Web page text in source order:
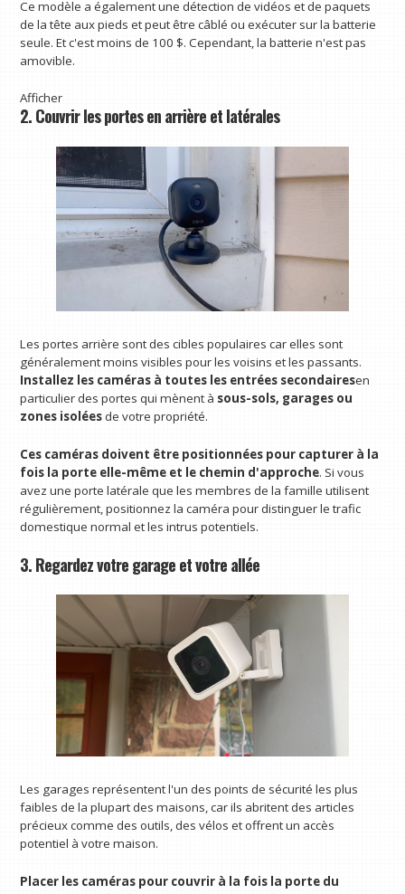
Ce modèle a également une détection de vidéos et de paquets
de la tête aux pieds et peut être câblé ou exécuter sur la batterie
seule. Et c'est moins de 100 $. Cependant, la batterie n'est pas
amovible.
Afficher
2. Couvrir les portes en arrière et latérales
Les portes arrière sont des cibles populaires car elles sont
généralement moins visibles pour les voisins et les passants.
Installez les caméras à toutes les entrées secondairesen
particulier des portes qui mènent à sous-sols, garages ou
zones isoléesde votre propriété.
Ces caméras doivent être positionnées pour capturer à la
fois la porte elle-même et le chemin d'approche. Si vous
avez une porte latérale que les membres de la famille utilisent
régulièrement, positionnez la caméra pour distinguer le trafic
domestique normal et les intrus potentiels.
3. Regardez votre garage et votre allée
Les garages représentent l'un des points de sécurité les plus
faibles de la plupart des maisons, car ils abritent des articles
précieux comme des outils, des vélos et offrent un accès
potentiel à votre maison.
Placer les caméras pour couvrir à la fois la porte du